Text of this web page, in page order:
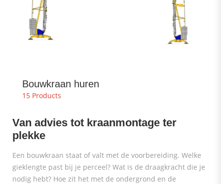
Bouwkraan huren
15 Products
Van advies tot kraanmontage ter
plekke
Een bouwkraan staat of valt met de voorbereiding. Welke
gieklengte past bij je perceel? Wat is de draagkracht die je
nodig hebt? Hoe zit het met de ondergrond en de